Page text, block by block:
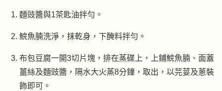
麵豉醬與1茶匙油拌勻。
鯇魚腩洗淨，抹乾身，下醃料拌勻。
布包豆腐一開3切片塊，排在蒸碟上，上鋪鯇魚腩、面蓋
薑絲及麵豉醬，隔水大火蒸8分鐘，取出，以芫荽及蔥裝
飾即可。